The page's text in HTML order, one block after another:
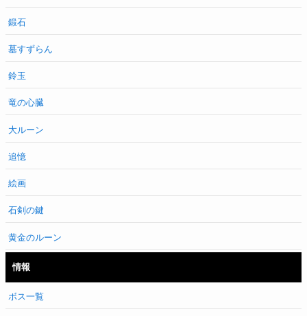
鍛石
墓すずらん
鈴玉
竜の心臓
大ルーン
追憶
絵画
石剣の鍵
黄金のルーン
情報
ボス一覧